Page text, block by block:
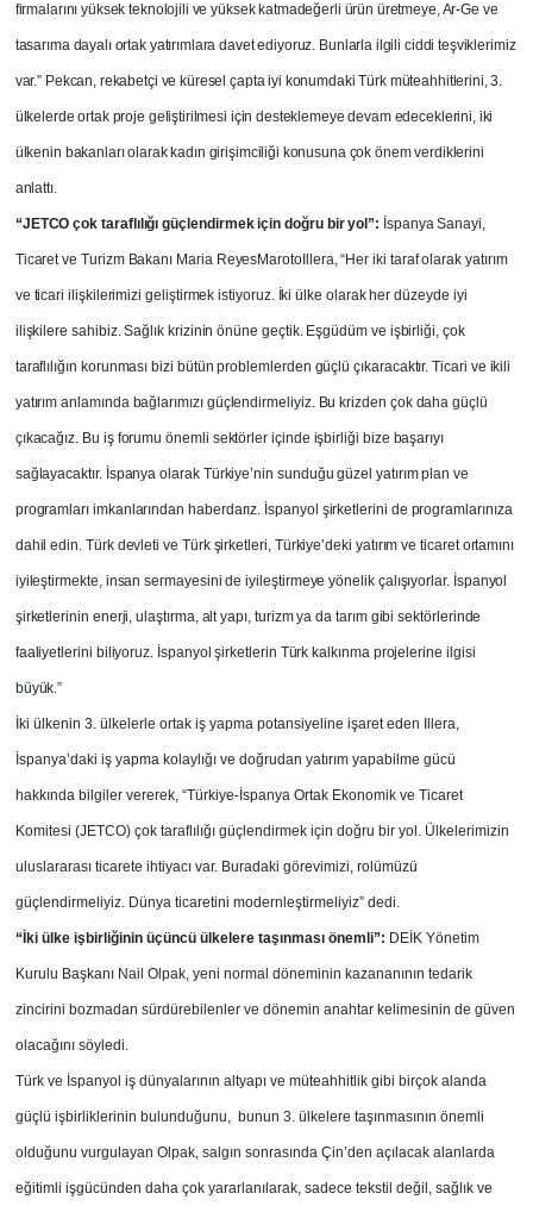
firmalarını yüksek teknolojili ve yüksek katmadeğerli ürün üretmeye, Ar-Ge ve
tasarıma dayalı ortak yatırımlara davet ediyoruz. Bunlarla ilgili ciddi teşviklerimiz
var.” Pekcan, rekabetçi ve küresel çapta iyi konumdaki Türk müteahhitlerini, 3.
ülkelerde ortak proje geliştirilmesi için desteklemeye devam edeceklerini, iki
ülkenin bakanları olarak kadın girişimciliği konusuna çok önem verdiklerini
anlattı.
“JETCO çok taraflılığı güçlendirmek için doğru bir yol”: İspanya Sanayi,
Ticaret ve Turizm Bakanı Maria ReyesMarotoIllera, “Her iki taraf olarak yatırım
ve ticari ilişkilerimizi geliştirmek istiyoruz. İki ülke olarak her düzeyde iyi
ilişkilere sahibiz. Sağlık krizinin önüne geçtik. Eşgüdüm ve işbirliği, çok
taraflılığın korunması bizi bütün problemlerden güçlü çıkaracaktır. Ticari ve ikili
yatırım anlamında bağlarımızı güçlendirmeliyiz. Bu krizden çok daha güçlü
çıkacağız. Bu iş forumu önemli sektörler içinde işbirliği bize başarıyı
sağlayacaktır. İspanya olarak Türkiye’nin sunduğu güzel yatırım plan ve
programları imkanlarından haberdarız. İspanyol şirketlerini de programlarınıza
dahil edin. Türk devleti ve Türk şirketleri, Türkiye’deki yatırım ve ticaret ortamını
iyileştirmekte, insan sermayesini de iyileştirmeye yönelik çalışıyorlar. İspanyol
şirketlerinin enerji, ulaştırma, alt yapı, turizm ya da tarım gibi sektörlerinde
faaliyetlerini biliyoruz. İspanyol şirketlerin Türk kalkınma projelerine ilgisi
büyük.”
İki ülkenin 3. ülkelerle ortak iş yapma potansiyeline işaret eden Illera,
İspanya’daki iş yapma kolaylığı ve doğrudan yatırım yapabilme gücü
hakkında bilgiler vererek, “Türkiye-İspanya Ortak Ekonomik ve Ticaret
Komitesi (JETCO) çok taraflılığı güçlendirmek için doğru bir yol. Ülkelerimizin
uluslararası ticarete ihtiyacı var. Buradaki görevimizi, rolümüzü
güçlendirmeliyiz. Dünya ticaretini modernleştirmeliyiz” dedi.
“İki ülke işbirliğinin üçüncü ülkelere taşınması önemli”: DEİK Yönetim
Kurulu Başkanı Nail Olpak, yeni normal döneminin kazananının tedarik
zincirini bozmadan sürdürebilenler ve dönemin anahtar kelimesinin de güven
olacağını söyledi.
Türk ve İspanyol iş dünyalarının altyapı ve müteahhitlik gibi birçok alanda
güçlü işbirliklerinin bulunduğunu, bunun 3. ülkelere taşınmasının önemli
olduğunu vurgulayan Olpak, salgın sonrasında Çin’den açılacak alanlarda
eğitimli işgücünden daha çok yararlanılarak, sadece tekstil değil, sağlık ve